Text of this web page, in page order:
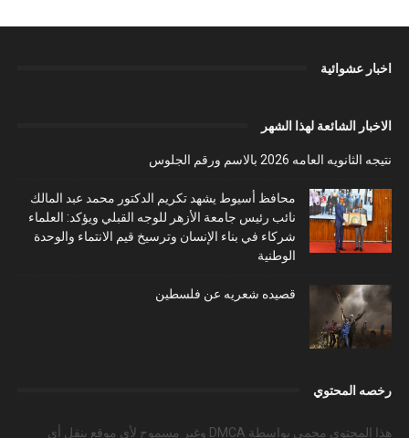
اخبار عشوائية
الاخبار الشائعة لهذا الشهر
نتيجه الثانويه العامه 2026 بالاسم ورقم الجلوس
محافظ أسيوط يشهد تكريم الدكتور محمد عبد المالك
نائب رئيس جامعة الأزهر للوجه القبلي ويؤكد: العلماء
شركاء في بناء الإنسان وترسيخ قيم الانتماء والوحدة
الوطنية
قصيده شعريه عن فلسطين
رخصه المحتوي
هذا المحتوى محمي بواسطة DMCA وغير مسموح لأي موقع بنقل أي